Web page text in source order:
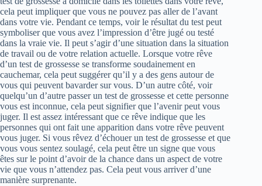
cela peut impliquer que vous ne pouvez pas aller de l’avant
dans votre vie. Pendant ce temps, voir le résultat du test peut
symboliser que vous avez l’impression d’être jugé ou testé
dans la vraie vie. Il peut s’agir d’une situation dans la situation
de travail ou de votre relation actuelle. Lorsque votre rêve
d’un test de grossesse se transforme soudainement en
cauchemar, cela peut suggérer qu’il y a des gens autour de
vous qui peuvent bavarder sur vous. D’un autre côté, voir
quelqu’un d’autre passer un test de grossesse et cette personne
vous est inconnue, cela peut signifier que l’avenir peut vous
juger. Il est assez intéressant que ce rêve indique que les
personnes qui ont fait une apparition dans votre rêve peuvent
vous juger. Si vous rêvez d’échouer un test de grossesse et que
vous vous sentez soulagé, cela peut être un signe que vous
êtes sur le point d’avoir de la chance dans un aspect de votre
vie que vous n’attendez pas. Cela peut vous arriver d’une
manière surprenante.